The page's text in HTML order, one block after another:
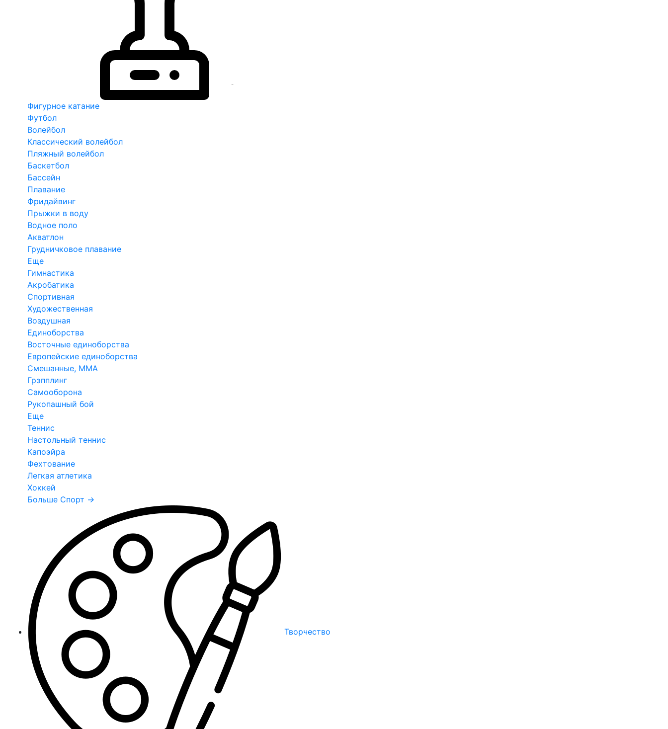
Фигурное катание
Футбол
Волейбол
Классический волейбол
Пляжный волейбол
Баскетбол
Бассейн
Плавание
Фридайвинг
Прыжки в воду
Водное поло
Акватлон
Грудничковое плавание
Еще
Гимнастика
Акробатика
Спортивная
Художественная
Воздушная
Единоборства
Восточные единоборства
Европейские единоборства
Смешанные, ММА
Грэпплинг
Самооборона
Рукопашный бой
Еще
Теннис
Настольный теннис
Капоэйра
Фехтование
Легкая атлетика
Хоккей
Больше Спорт →
Творчество